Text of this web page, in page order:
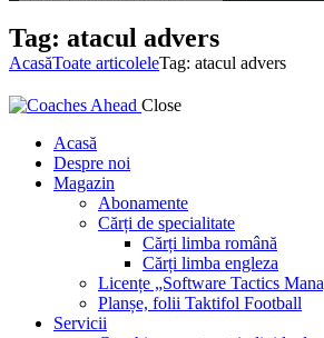
Tag: atacul advers
AcasăToate articoleleTag: atacul advers
Close
Acasă
Despre noi
Magazin
Abonamente
Cărți de specialitate
Cărți limba română
Cărți limba engleza
Licențe „Software Tactics
Planșe, folii Taktifol Football
Servicii